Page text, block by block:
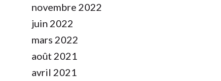
novembre 2022
juin 2022
mars 2022
août 2021
avril 2021